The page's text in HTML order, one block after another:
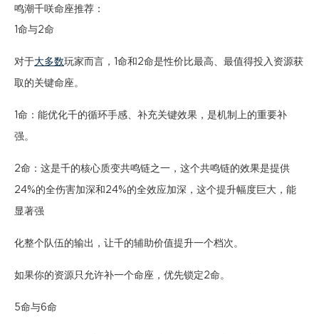
鸣潮千咲命座推荐：
1命与2命
对于大多数玩家而言，1命和2命是性价比最高、最值得投入资源获
取的关键命座。
1命：能优化千的循环手感、补充关键效果，是机制上的重要补
强。
2命：这是千的核心质变共鸣链之一，这个共鸣链的效果是提供
24%的全伤害加深和24%的全效应加深，这个提升幅度巨大，能
显著强
化整个队伍的输出，让千的辅助价值提升一个档次。
如果你的资源只允许补一个命座，优先锁定2命。
5命与6命